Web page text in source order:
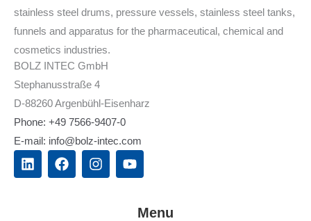
stainless steel drums, pressure vessels, stainless steel tanks,
funnels and apparatus for the pharmaceutical, chemical and
cosmetics industries.
BOLZ INTEC GmbH
Stephanusstraße 4
D-88260 Argenbühl-Eisenharz
Phone: +49 7566-9407-0
E-mail: info@bolz-intec.com
L
i
F
a
I
n
Y
o
Menu